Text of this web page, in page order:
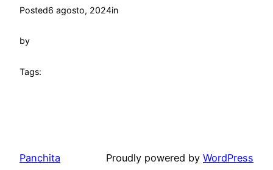
Posted6 agosto, 2024in
by
Tags:
Panchita Proudly powered by WordPress